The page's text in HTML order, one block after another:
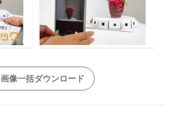
画像一括ダウンロード